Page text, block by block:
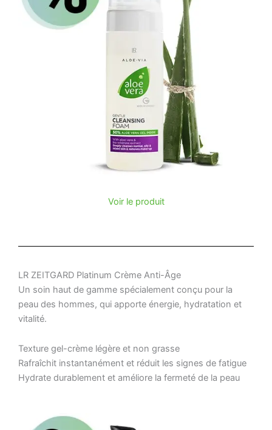
Voir le produit
LR ZEITGARD Platinum Crème Anti-Âge
Un soin haut de gamme spécialement conçu pour la
peau des hommes, qui apporte énergie, hydratation et
vitalité.
Texture gel-crème légère et non grasse
Rafraîchit instantanément et réduit les signes de fatigue
Hydrate durablement et améliore la fermeté de la peau